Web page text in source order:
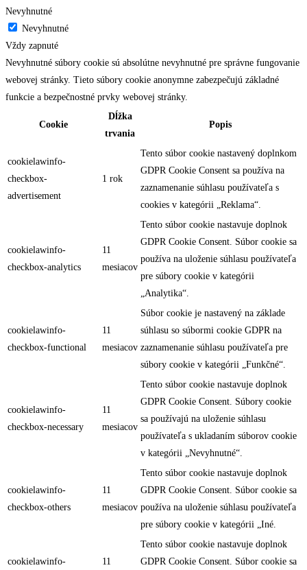
Nevyhnutné
Nevyhnutné
Vždy zapnuté
Nevyhnutné súbory cookie sú absolútne nevyhnutné pre správne fungovanie
webovej stránky. Tieto súbory cookie anonymne zabezpečujú základné
funkcie a bezpečnostné prvky webovej stránky.
Cookie
Dĺžka
trvania
Popis
cookielawinfo-
checkbox-
advertisement
1 rok
Tento súbor cookie nastavený doplnkom
GDPR Cookie Consent sa používa na
zaznamenanie súhlasu používateľa s
cookies v kategórii „Reklama“.
cookielawinfo-
checkbox-analytics
11
mesiacov
Tento súbor cookie nastavuje doplnok
GDPR Cookie Consent. Súbor cookie sa
používa na uloženie súhlasu používateľa
pre súbory cookie v kategórii
„Analytika“.
cookielawinfo-
checkbox-functional
11
mesiacov
Súbor cookie je nastavený na základe
súhlasu so súbormi cookie GDPR na
zaznamenanie súhlasu používateľa pre
súbory cookie v kategórii „Funkčné“.
cookielawinfo-
checkbox-necessary
11
mesiacov
Tento súbor cookie nastavuje doplnok
GDPR Cookie Consent. Súbory cookie
sa používajú na uloženie súhlasu
používateľa s ukladaním súborov cookie
v kategórii „Nevyhnutné“.
cookielawinfo-
checkbox-others
11
mesiacov
Tento súbor cookie nastavuje doplnok
GDPR Cookie Consent. Súbor cookie sa
používa na uloženie súhlasu používateľa
pre súbory cookie v kategórii „Iné.
cookielawinfo-
11
Tento súbor cookie nastavuje doplnok
GDPR Cookie Consent. Súbor cookie sa